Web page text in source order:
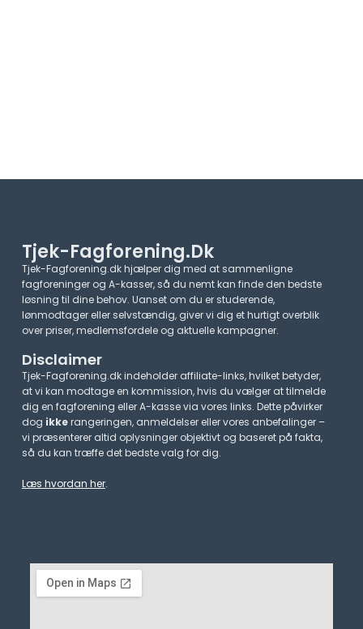
Tjek-Fagforening.dk
Tjek-Fagforening.dk hjælper dig med at sammenligne
fagforeninger og A-kasser, så du nemt kan finde den bedste
løsning til dine behov. Uanset om du er studerende,
lønmodtager eller selvstændig, giver vi dig et hurtigt overblik
over priser, medlemsfordele og aktuelle kampagner.​
Disclaimer
Tjek-Fagforening.dk indeholder affiliate-links, hvilket betyder,
at vi kan modtage en kommission, hvis du vælger at tilmelde
dig en fagforening eller A-kasse via vores links. Dette påvirker
dog ikkerangeringen, anmeldelser eller vores anbefalinger –
vi præsenterer altid oplysninger objektivt og baseret på fakta,
så du kan træffe det bedste valg for dig.
Læs hvordan her.